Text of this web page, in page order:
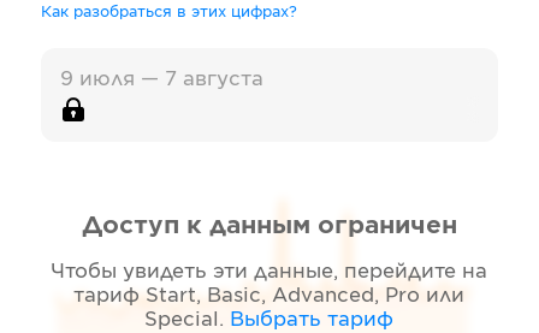
Как разобраться в этих цифрах?
9 июля — 7 августа
Доступ к данным ограничен
Чтобы увидеть эти данные, перейдите на
тариф Start, Basic, Advanced, Pro или
Special . Выбрать тариф